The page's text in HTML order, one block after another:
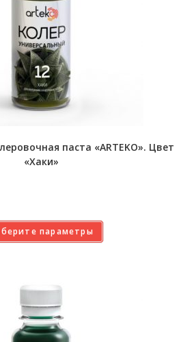
паста «ARTEKO». Цвет
«Хаки»
параметры